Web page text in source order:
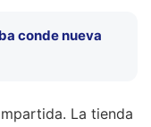
conde nueva
La tienda